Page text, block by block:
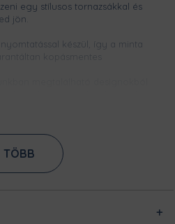
egy stílusos tornazsákkal és
jön.
készül, így a minta
és ropogósan, kerüljön
TÖBB